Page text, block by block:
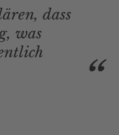
dass
was